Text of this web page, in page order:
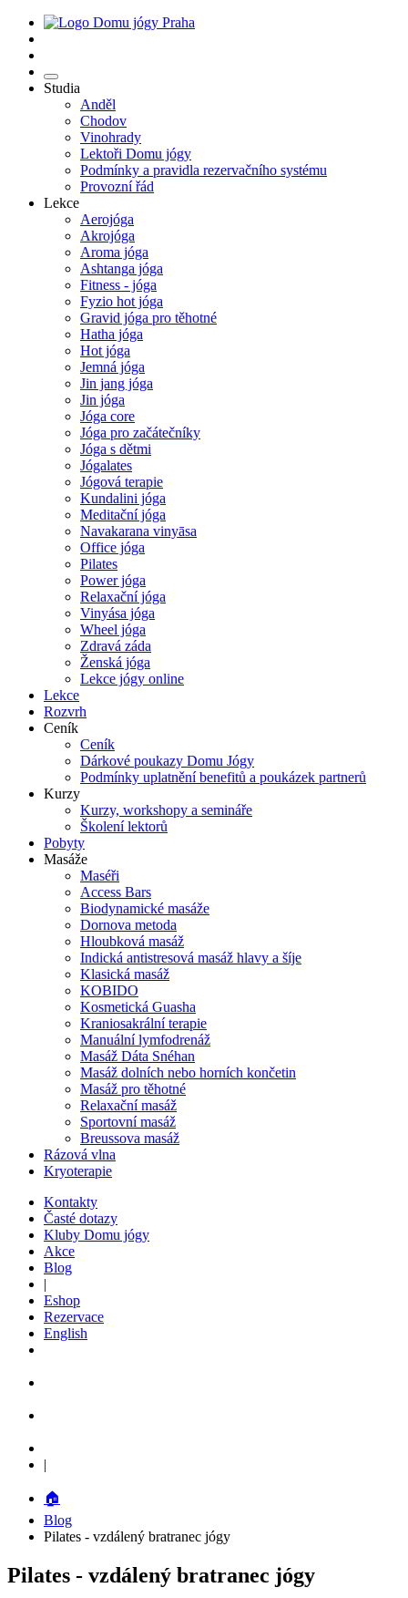
Studia
Anděl
Chodov
Vinohrady
Lektoři Domu jógy
Podmínky a pravidla rezervačního systému
Provozní řád
Lekce
Aerojóga
Akrojóga
Aroma jóga
Ashtanga jóga
Fitness - jóga
Fyzio hot jóga
Gravid jóga pro těhotné
Hatha jóga
Hot jóga
Jemná jóga
Jin jang jóga
Jin jóga
Jóga core
Jóga pro začátečníky
Jóga s dětmi
Jógalates
Jógová terapie
Kundalini jóga
Meditační jóga
Navakarana vinyāsa
Office jóga
Pilates
Power jóga
Relaxační jóga
Vinyása jóga
Wheel jóga
Zdravá záda
Ženská jóga
Lekce jógy online
Lekce
Rozvrh
Ceník
Ceník
Dárkové poukazy Domu Jógy
Podmínky uplatnění benefitů a poukázek partnerů
Kurzy
Kurzy, workshopy a semináře
Školení lektorů
Pobyty
Masáže
Maséři
Access Bars
Biodynamické masáže
Dornova metoda
Hloubková masáž
Indická antistresová masáž hlavy a šíje
Klasická masáž
KOBIDO
Kosmetická Guasha
Kraniosakrální terapie
Manuální lymfodrenáž
Masáž Dáta Snéhan
Masáž dolních nebo horních končetin
Masáž pro těhotné
Relaxační masáž
Sportovní masáž
Breussova masáž
Rázová vlna
Kryoterapie
Kontakty
Časté dotazy
Kluby Domu jógy
Akce
Blog
|
Eshop
Rezervace
English
|
🏠
Blog
Pilates - vzdálený bratranec jógy
Pilates - vzdálený bratranec jógy